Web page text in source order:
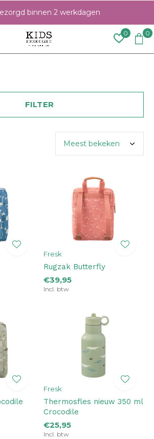
0 0
Persoonlijke service
FILTER
Fresk
Rugzak Butterfly
€39,95
Incl. btw
Fresk
Thermosfles nieuw 350 ml
Crocodile
€25,95
Incl. btw